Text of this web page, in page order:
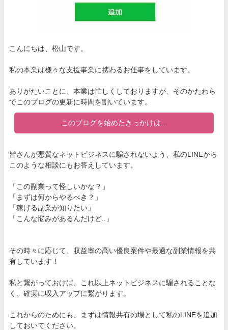
こんにちは、松山です。
私の本業は様々な支援事業に携わるお仕事をしています。
ありがたいことに、本業は忙しくしておりますが、そのかたわら
でこのブログの更新に時間を割いています。
このブログを始めたきっかけは...
皆さんが悪質なネットビジネスに騙されないよう、私のLINEから
このような相談にもお答えしています。
「この副業って怪しいかな？」
「まずは何からやるべき？」
「稼げる副業が知りたい」
「こんな悩みがあるんだけど..」
その時々に応じて、収益率の高い優良案件や最適な副業情報を共
有しています！
私と繋がっておけば、これ以上ネットビジネスに騙されることな
く、確実に収入アップに繋がります。
これからのためにも、まずは情報共有の場として私のLINEを追加
しておいてください。